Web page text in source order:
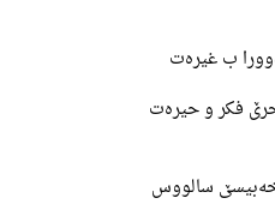
ب غیرەت
فکر و حیرەت
سالووس